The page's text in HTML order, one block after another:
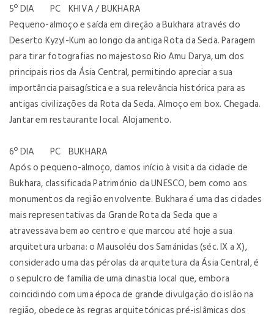
5º DIA PC KHIVA / BUKHARA
Pequeno-almoço e saída em direção a Bukhara através do
Deserto Kyzyl-Kum ao longo da antiga Rota da Seda. Paragem
para tirar fotografias no majestoso Rio Amu Darya, um dos
principais rios da Ásia Central, permitindo apreciar a sua
importância paisagística e a sua relevância histórica para as
antigas civilizações da Rota da Seda. Almoço em box. Chegada.
Jantar em restaurante local. Alojamento.
6º DIA PC BUKHARA
Após o pequeno-almoço, damos início à visita da cidade de
Bukhara, classificada Património da UNESCO, bem como aos
monumentos da região envolvente. Bukhara é uma das cidades
mais representativas da Grande Rota da Seda que a
atravessava bem ao centro e que marcou até hoje a sua
arquitetura urbana: o Mausoléu dos Samánidas (séc. IX a X),
considerado uma das pérolas da arquitetura da Ásia Central, é
o sepulcro de família de uma dinastia local que, embora
coincidindo com uma época de grande divulgação do islão na
região, obedece às regras arquitetónicas pré-islâmicas dos